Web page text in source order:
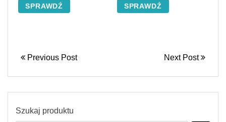
SPRAWDŹ SPRAWDŹ
Previous Post Next Post
Szukaj produktu